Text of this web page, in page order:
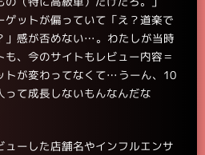
ゲットが偏っていて「え？道楽で
」感が否めない…。わたしが当時
も、今のサイトもレビュー内容＝
トが変わってなくて…うーん、10
って成長しないもんなんだな
ューした店舗名やインフルエンサ